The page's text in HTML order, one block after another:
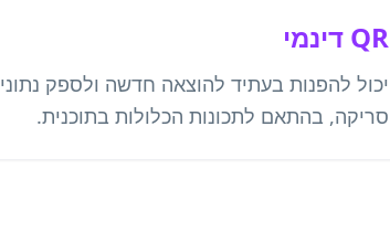
QR דינמי
יכול להפנות בעתיד להוצאה חדשה ולספק נתוני
סריקה, בהתאם לתכונות הכלולות בתוכנית.